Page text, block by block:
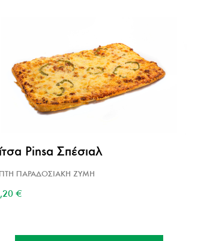
Pinsa Σπέσιαλ
ΠΑΡΑΔΟΣΙΑΚΗ ΖΥΜΗ
€